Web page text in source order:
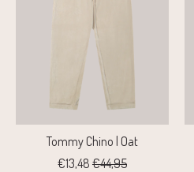
Tommy Chino | Oat
€13,48 €44,95